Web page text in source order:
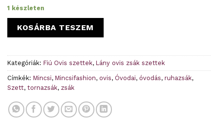
1 készleten
KOSÁRBA TESZEM
Kategóriák: Fiú Ovis szettek, Lány ovis zsák szettek
Címkék: Mincsi, Mincsifashion, ovis, Óvodai, óvodás, ruhazsák,
Szett, tornazsák, zsák